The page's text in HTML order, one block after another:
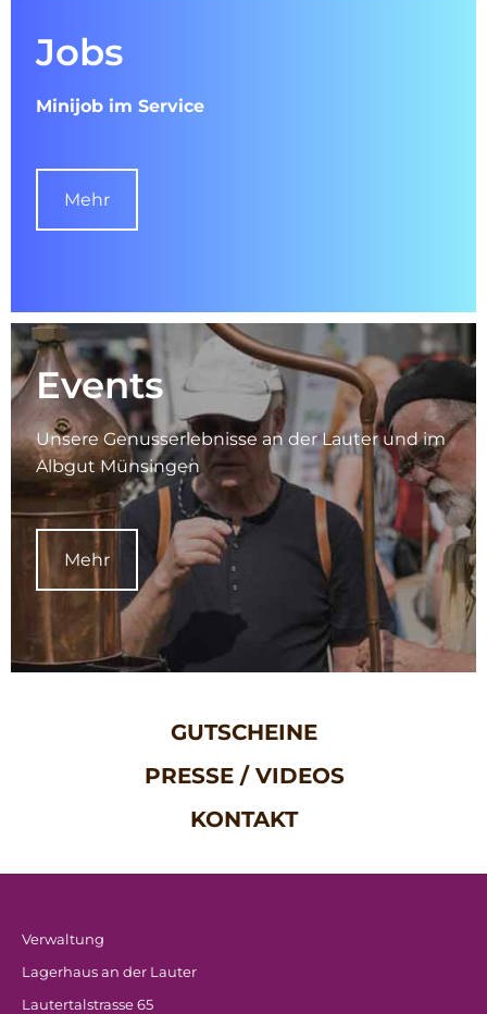
Jobs
Minijob im Service
Mehr
Events
Unsere Genusserlebnisse an der Lauter und im
Albgut Münsingen
Mehr
GUTSCHEINE
PRESSE / VIDEOS
KONTAKT
Verwaltung
Lagerhaus an der Lauter
Lautertalstrasse 65